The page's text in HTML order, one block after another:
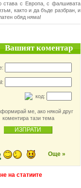
става с Европа, с фалшивата
както и да бъде разбран, и
обяд няма!
Вашият коментар
код:
ме, ако някой друг
коментира тази тема
Още »
на статиите